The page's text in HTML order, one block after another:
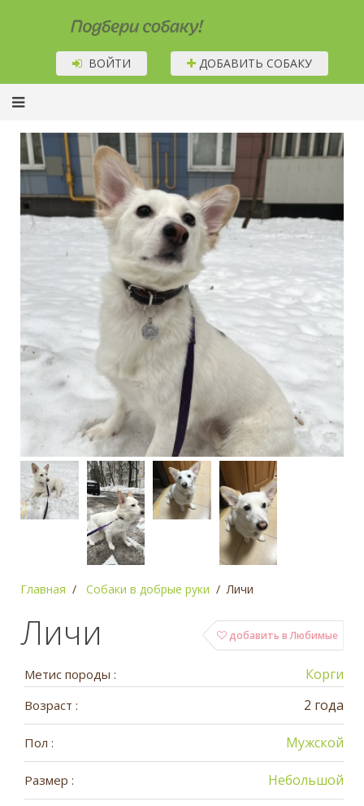
Подбери собаку!
ВОЙТИ ДОБАВИТЬ СОБАКУ
Главная Собаки в добрые руки Личи
добавить в Любимые
Личи
Метис породы : Корги
Возраст : 2 года
Пол : Мужской
Размер : Небольшой